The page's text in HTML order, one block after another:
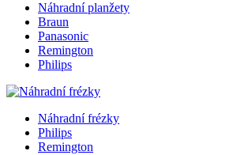
Náhradní planžety
Braun
Panasonic
Remington
Philips
Náhradní frézky
Philips
Remington